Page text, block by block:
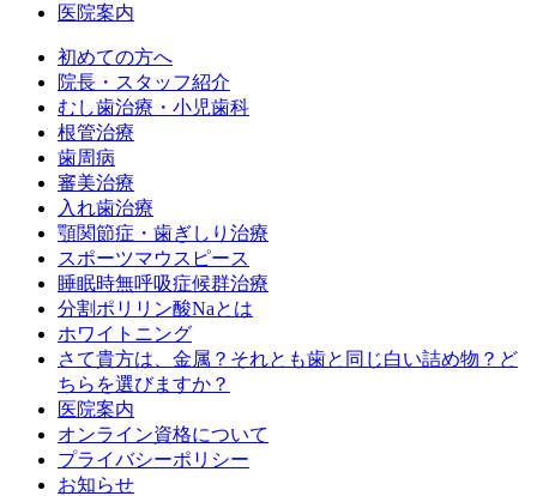
医院案内
初めての方へ
院長・スタッフ紹介
むし歯治療・小児歯科
根管治療
歯周病
審美治療
入れ歯治療
顎関節症・歯ぎしり治療
スポーツマウスピース
睡眠時無呼吸症候群治療
分割ポリリン酸Naとは
ホワイトニング
さて貴方は、金属？それとも歯と同じ白い詰め物？ど
ちらを選びますか？
医院案内
オンライン資格について
プライバシーポリシー
お知らせ